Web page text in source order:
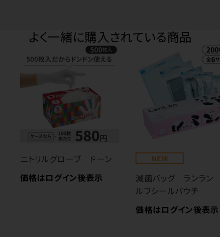
よく一緒に購入されている商品
ニトリルグローブ ドーン
価格はログイン後表示
NEW
滅菌バッグ ランラ
ルフシールパウチ
価格はログイン後表示